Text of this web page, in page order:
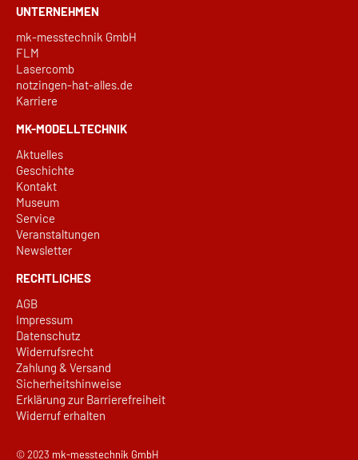
UNTERNEHMEN
mk-messtechnik GmbH
FLM
Lasercomb
notzingen-hat-alles.de
Karriere
MK-MODELLTECHNIK
Aktuelles
Geschichte
Kontakt
Museum
Service
Veranstaltungen
Newsletter
RECHTLICHES
AGB
Impressum
Datenschutz
Widerrufsrecht
Zahlung & Versand
Sicherheitshinweise
Erklärung zur Barrierefreiheit
Widerruf erhalten
© 2023 mk-messtechnik GmbH